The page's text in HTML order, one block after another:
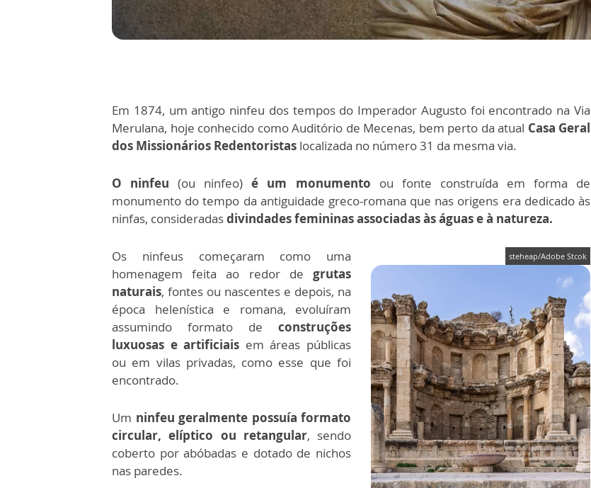
Em 1874, um antigo ninfeu dos tempos do Imperador Augusto foi encontrado na Via
Merulana, hoje conhecido como Auditório de Mecenas, bem perto da atual Casa Geral
dos Missionários Redentoristas localizada no número 31 da mesma via.
O ninfeu (ou ninfeo) é um monumento ou fonte construída em forma de
monumento do tempo da antiguidade greco-romana que nas origens era dedicado às
ninfas, consideradasdivindades femininas associadas às águas e à natureza.
steheap/Adobe Stcok
Os ninfeus começaram como uma
homenagem feita ao redor de grutas
naturais, fontes ou nascentes e depois, na
época helenística e romana, evoluíram
assumindo formato de construções
luxuosas e artificiais em áreas públicas
ou em vilas privadas, como esse que foi
encontrado.
Um ninfeu geralmente possuía formato
circular, elíptico ou retangular, sendo
coberto por abóbadas e dotado de nichos
nas paredes.